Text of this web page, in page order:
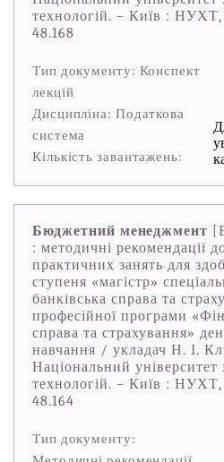
технологій. – Київ :
48.168
Тип документу: Конспект
лекцій
Дисципліна: Податкова
система
Кількість завантажень:
Бюджетний менеджмент
: методичні рекомендації
практичних занять для
ступеня «магістр»
банківська справа та
професійної програми
справа та страхування»
навчання / укладач Н. І.
Національний університет
технологій. – Київ :
48.164
Тип документу: